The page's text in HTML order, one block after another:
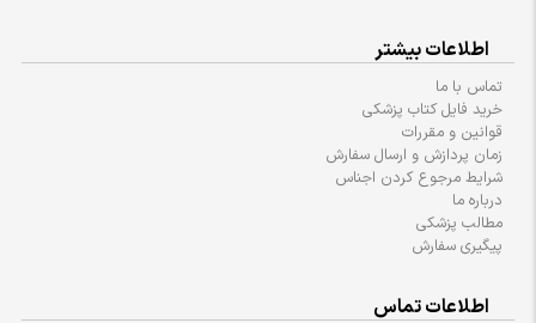
اطلاعات بیشتر
تماس با ما
خرید فایل کتاب پزشکی
قوانین و مقررات
زمان پردازش و ارسال سفارش
شرایط مرجوع کردن اجناس
درباره ما
مطالب پزشکی
پیگیری سفارش
اطلاعات تماس